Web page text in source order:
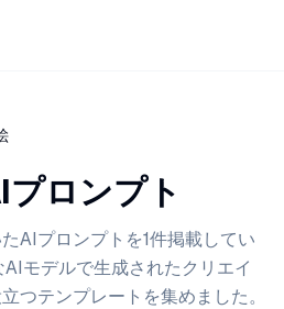
プロンプト
AIプロンプトを1件掲載してい
モデルで生成されたクリエイ
つテンプレートを集めました。